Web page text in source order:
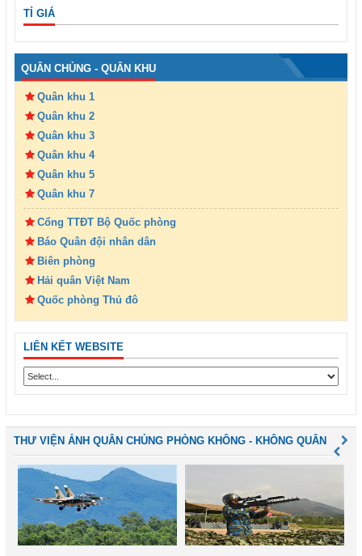
TỈ GIÁ
QUÂN CHỦNG - QUÂN KHU
Quân khu 1
Quân khu 2
Quân khu 3
Quân khu 4
Quân khu 5
Quân khu 7
Cổng TTĐT Bộ Quốc phòng
Báo Quân đội nhân dân
Biên phòng
Hải quân Việt Nam
Quốc phòng Thủ đô
LIÊN KẾT WEBSITE
THƯ VIỆN ẢNH QUÂN CHỦNG PHÒNG KHÔNG - KHÔNG QUÂN